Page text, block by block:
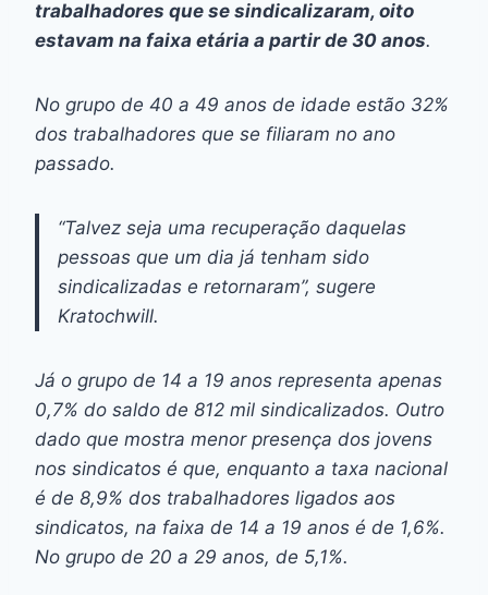
trabalhadores que se sindicalizaram, oito
estavam na faixa etária a partir de 30 anos.
No grupo de 40 a 49 anos de idade estão 32%
dos trabalhadores que se filiaram no ano
passado.
“Talvez seja uma recuperação daquelas
pessoas que um dia já tenham sido
sindicalizadas e retornaram”, sugere
Kratochwill.
Já o grupo de 14 a 19 anos representa apenas
0,7% do saldo de 812 mil sindicalizados. Outro
dado que mostra menor presença dos jovens
nos sindicatos é que, enquanto a taxa nacional
é de 8,9% dos trabalhadores ligados aos
sindicatos, na faixa de 14 a 19 anos é de 1,6%.
No grupo de 20 a 29 anos, de 5,1%.